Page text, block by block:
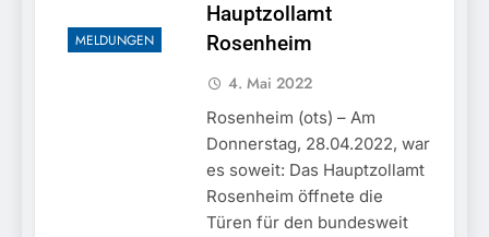
MELDUNGEN
Hauptzollamt
Rosenheim
4. Mai 2022
Rosenheim (ots) – Am
Donnerstag, 28.04.2022, war
es soweit: Das Hauptzollamt
Rosenheim öffnete die
Türen für den bundesweit